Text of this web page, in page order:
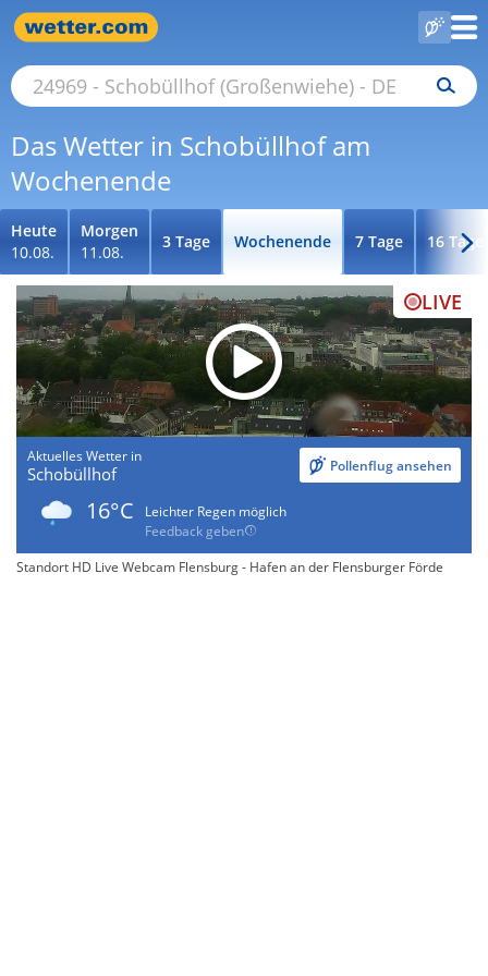
Das Wetter in Schobüllhof am
Wochenende
Heute
10.08.
Morgen
11.08.
3 Tage Wochenende 7 Tage 16 Tage
LIVE
Aktuelles Wetter in
Schobüllhof Pollenflug ansehen
16°C
Leichter Regen möglich
Feedback geben
Standort HD Live Webcam Flensburg - Hafen an der Flensburger Förde